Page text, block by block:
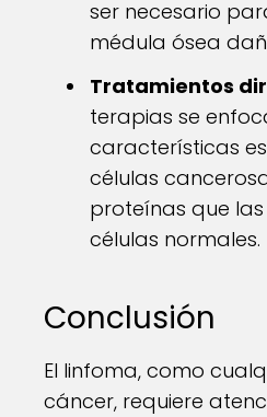
ser necesario
médula ósea
Tratamientos
terapias se
características
células
proteínas que
células normales.
Conclusión
El linfoma, como
cáncer, requiere